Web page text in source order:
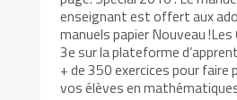
enseignant est offert aux
manuels papier Nouveau
3e sur la plateforme
+ de 350 exercices pour
vos élèves en